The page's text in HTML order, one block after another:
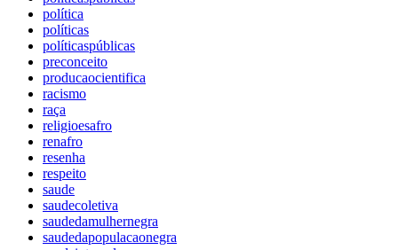
política
políticas
políticaspúblicas
preconceito
producaocientifica
racismo
raça
religioesafro
renafro
resenha
respeito
saude
saudecoletiva
saudedamulhernegra
saudedapopulacaonegra